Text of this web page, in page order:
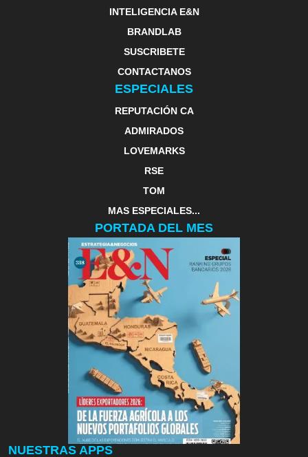
INTELIGENCIA E&N
BRANDLAB
SUSCRIBETE
CONTACTANOS
ESPECIALES
REPUTACIÓN CA
ADMIRADOS
LOVEMARKS
RSE
TOM
MAS ESPECIALES...
PORTADA DEL MES
NUESTRAS APPS